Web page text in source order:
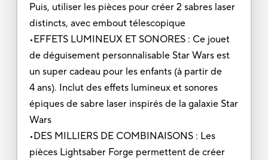
Puis, utiliser les pièces pour créer 2 sabres laser
distincts, avec embout télescopique
•EFFETS LUMINEUX ET SONORES : Ce jouet
de déguisement personnalisable Star Wars est
un super cadeau pour les enfants (à partir de
4 ans). Inclut des effets lumineux et sonores
épiques de sabre laser inspirés de la galaxie Star
Wars
•DES MILLIERS DE COMBINAISONS : Les
pièces Lightsaber Forge permettent de créer